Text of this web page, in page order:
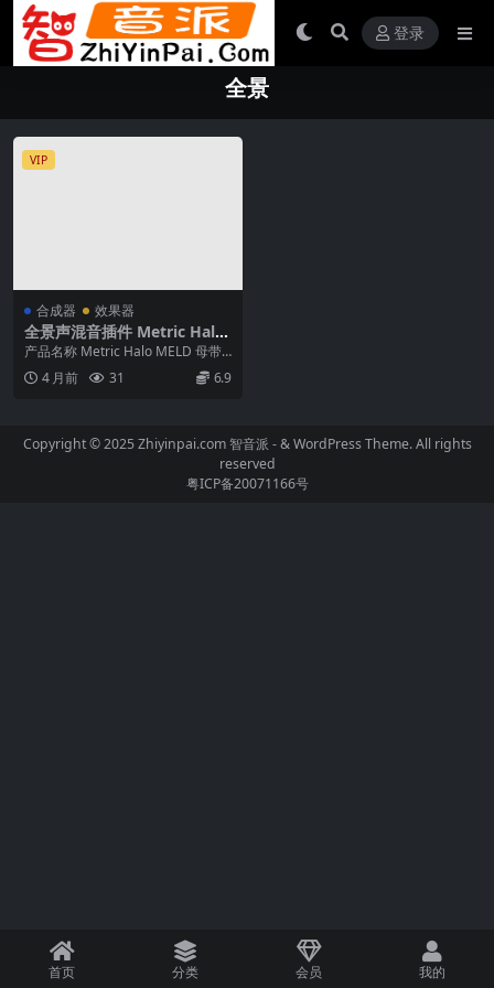
登录
全景
VIP
合成器 效果器
全景声混音插件 Metric Halo
MELD v4.1.0.264-WiN
产品名称 Metric Halo MELD 母带 /
全景声混音套装 v4.1....
4 月前 31 6.9
Copyright © 2025 Zhiyinpai.com智音派 - & WordPress Theme. All rights
reserved
粤ICP备20071166号
首页 分类 会员 我的